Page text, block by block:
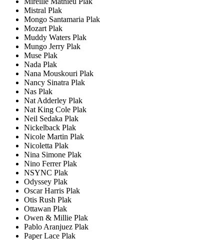
Mistral Plak
Mongo Santamaria Plak
Mozart Plak
Muddy Waters Plak
Mungo Jerry Plak
Muse Plak
Nada Plak
Nana Mouskouri Plak
Nancy Sinatra Plak
Nas Plak
Nat Adderley Plak
Nat King Cole Plak
Neil Sedaka Plak
Nickelback Plak
Nicole Martin Plak
Nicoletta Plak
Nina Simone Plak
Nino Ferrer Plak
NSYNC Plak
Odyssey Plak
Oscar Harris Plak
Otis Rush Plak
Ottawan Plak
Owen & Millie Plak
Pablo Aranjuez Plak
Paper Lace Plak